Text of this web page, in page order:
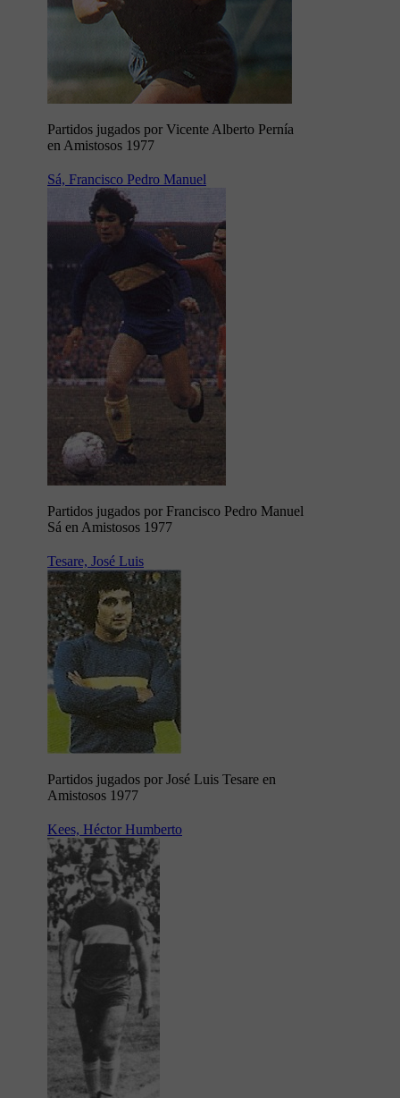
Partidos jugados por Vicente Alberto Pernía
en Amistosos 1977
Sá, Francisco Pedro Manuel
Partidos jugados por Francisco Pedro Manuel
Sá en Amistosos 1977
Tesare, José Luis
Partidos jugados por José Luis Tesare en
Amistosos 1977
Kees, Héctor Humberto